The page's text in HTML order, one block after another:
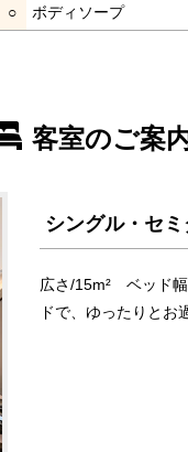
○ ボディソープ
客室のご案
シングル・セ
広さ/15m² ベッド幅
ドで、ゆったりとお